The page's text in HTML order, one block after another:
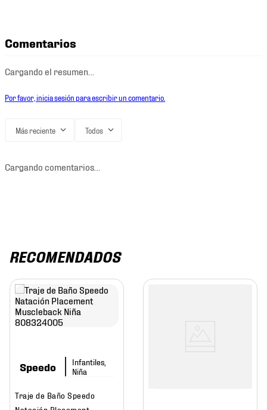
Comentarios
Cargando el resumen…
Por favor, inicia sesión para escribir un comentario.
Más reciente Todos
Cargando comentarios…
RECOMENDADOS
Speedo
Infantiles,
Niña
Traje de Baño Speedo